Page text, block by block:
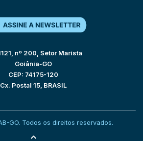
nº 200, Setor Marista
Goiânia-GO
CEP: 74175-120
Cx. Postal 15, BRASIL
GO. Todos os direitos reservados.